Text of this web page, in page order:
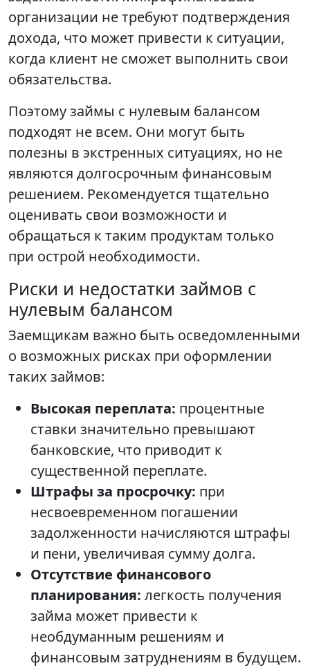
организации не требуют подтверждения
дохода, что может привести к ситуации,
когда клиент не сможет выполнить свои
обязательства.
Поэтому займы с нулевым балансом
подходят не всем. Они могут быть
полезны в экстренных ситуациях, но не
являются долгосрочным финансовым
решением. Рекомендуется тщательно
оценивать свои возможности и
обращаться к таким продуктам только
при острой необходимости.
Риски и недостатки займов с
нулевым балансом
Заемщикам важно быть осведомленными
о возможных рисках при оформлении
таких займов:
Высокая переплата: процентные
ставки значительно превышают
банковские, что приводит к
существенной переплате.
Штрафы за просрочку: при
несвоевременном погашении
задолженности начисляются штрафы
и пени, увеличивая сумму долга.
Отсутствие финансового
планирования: легкость получения
займа может привести к
необдуманным решениям и
финансовым затруднениям в будущем.